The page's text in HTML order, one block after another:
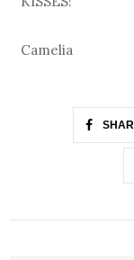
Camelia